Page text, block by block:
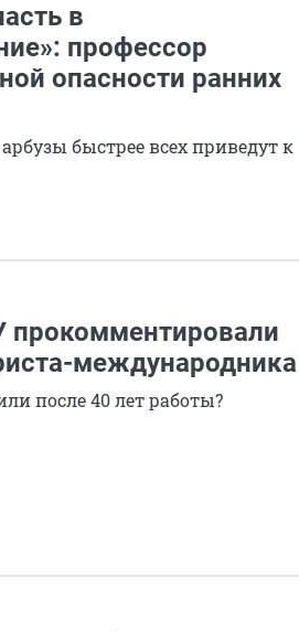
в
профессор
опасности ранних
быстрее всех приведут к
прокомментировали
международника
после 40 лет работы?